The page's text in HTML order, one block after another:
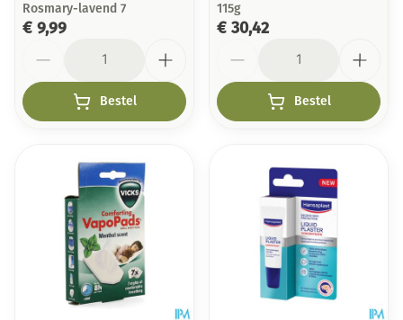
Rosmary-lavend 7
€ 9,99
Bestel
115g
€ 30,42
Bestel